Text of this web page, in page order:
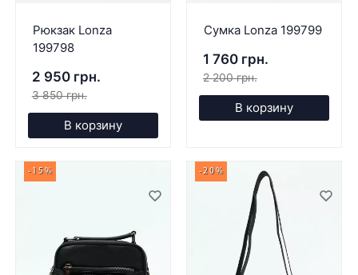
Рюкзак Lonza
199798
2 950 грн.
3 850 грн.
В корзину
Сумка Lonza 199799
1 760 грн.
2 200 грн.
В корзину
-15% -20%